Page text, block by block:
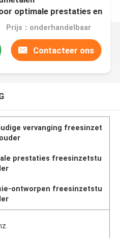
optimale prestaties en
Prijs：onderhandelbaar
Contacteer ons
vervanging freesinzet
prestaties freesinzetstu
ontworpen freesinzetstu